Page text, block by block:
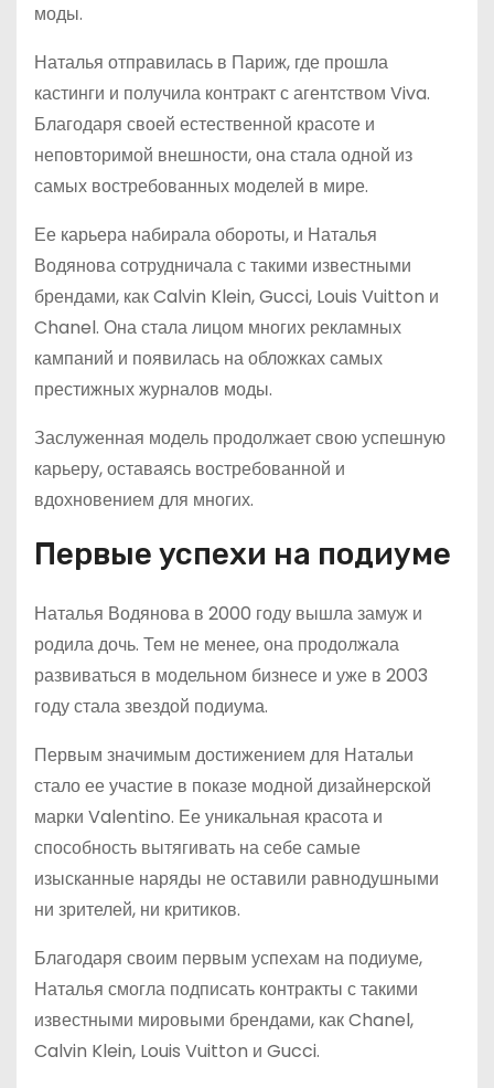
моды.
Наталья отправилась в Париж, где прошла
кастинги и получила контракт с агентством Viva.
Благодаря своей естественной красоте и
неповторимой внешности, она стала одной из
самых востребованных моделей в мире.
Ее карьера набирала обороты, и Наталья
Водянова сотрудничала с такими известными
брендами, как Calvin Klein, Gucci, Louis Vuitton и
Chanel. Она стала лицом многих рекламных
кампаний и появилась на обложках самых
престижных журналов моды.
Заслуженная модель продолжает свою успешную
карьеру, оставаясь востребованной и
вдохновением для многих.
Первые успехи на подиуме
Наталья Водянова в 2000 году вышла замуж и
родила дочь. Тем не менее, она продолжала
развиваться в модельном бизнесе и уже в 2003
году стала звездой подиума.
Первым значимым достижением для Натальи
стало ее участие в показе модной дизайнерской
марки Valentino. Ее уникальная красота и
способность вытягивать на себе самые
изысканные наряды не оставили равнодушными
ни зрителей, ни критиков.
Благодаря своим первым успехам на подиуме,
Наталья смогла подписать контракты с такими
известными мировыми брендами, как Chanel,
Calvin Klein, Louis Vuitton и Gucci.